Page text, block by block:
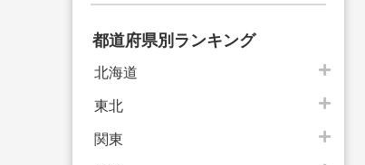
都道府県別ランキング
北海道
東北
関東